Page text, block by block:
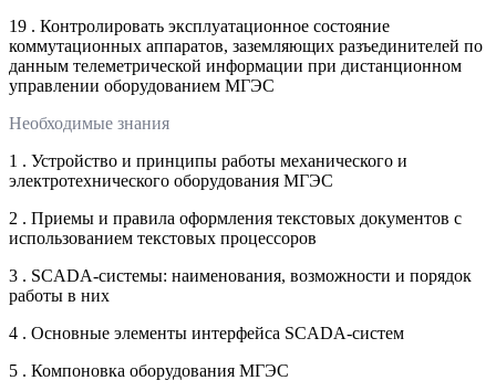
19 . Контролировать эксплуатационное состояние
коммутационных аппаратов, заземляющих разъединителей по
данным телеметрической информации при дистанционном
управлении оборудованием МГЭС
Необходимые знания
1 . Устройство и принципы работы механического и
электротехнического оборудования МГЭС
2 . Приемы и правила оформления текстовых документов с
использованием текстовых процессоров
3 . SCADA-системы: наименования, возможности и порядок
работы в них
4 . Основные элементы интерфейса SCADA-систем
5 . Компоновка оборудования МГЭС